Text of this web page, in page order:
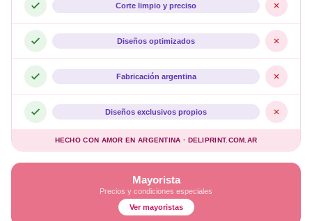
Mayorista
Precios y condiciones especiales
Ver mayoristas
Corte limpio y preciso
Diseños optimizados
Fabricación argentina
Diseños exclusivos propios
HECHO CON AMOR EN ARGENTINA · DELIPRINT.COM.AR